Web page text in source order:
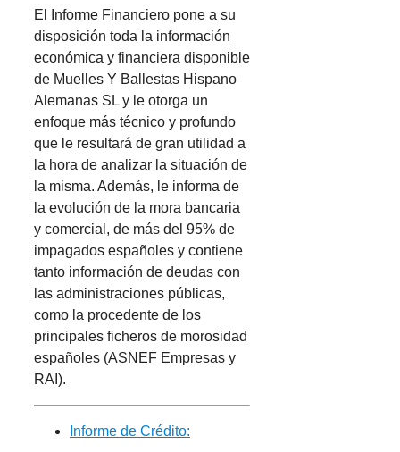
El Informe Financiero pone a su
disposición toda la información
económica y financiera disponible
de Muelles Y Ballestas Hispano
Alemanas SL y le otorga un
enfoque más técnico y profundo
que le resultará de gran utilidad a
la hora de analizar la situación de
la misma. Además, le informa de
la evolución de la mora bancaria
y comercial, de más del 95% de
impagados españoles y contiene
tanto información de deudas con
las administraciones públicas,
como la procedente de los
principales ficheros de morosidad
españoles (ASNEF Empresas y
RAI).
Informe de Crédito: